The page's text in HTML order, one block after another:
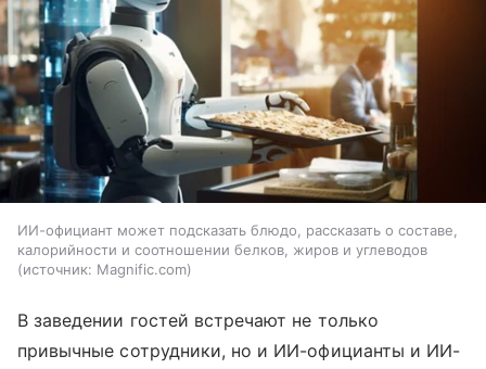
ИИ-официант может подсказать блюдо, рассказать о составе,
калорийности и соотношении белков, жиров и углеводов
источник: Magnific.com
В заведении гостей встречают не только
привычные сотрудники, но и ИИ-официанты и ИИ-